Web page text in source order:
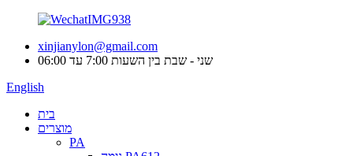
xinjianylon@gmail.com
שני - שבת בין השעות 7:00 עד 06:00
English
בית
מוצרים
PA